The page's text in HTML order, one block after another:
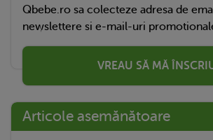
Qbebe.ro sa colecteze adresa de
newslettere si e-mail-uri
VREAU SĂ MĂ
Articole asemănătoare